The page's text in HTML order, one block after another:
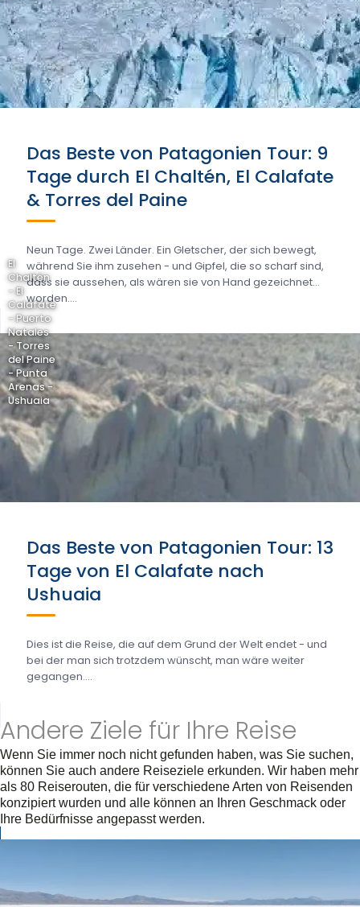
Das Beste von Patagonien Tour: 9
Tage durch El Chaltén, El Calafate
& Torres del Paine
Neun Tage. Zwei Länder. Ein Gletscher, der sich bewegt,
während Sie ihm zusehen - und Gipfel, die so scharf sind,
dass sie aussehen, als wären sie von Hand gezeichnet
worden....
El
Chaltén
- El
Calafate
- Puerto
Natales
- Torres
del Paine
- Punta
Arenas -
Ushuaia
Das Beste von Patagonien Tour: 13
Tage von El Calafate nach
Ushuaia
Dies ist die Reise, die auf dem Grund der Welt endet - und
bei der man sich trotzdem wünscht, man wäre weiter
gegangen....
Andere Ziele für Ihre Reise
Wenn Sie immer noch nicht gefunden haben, was Sie suchen,
können Sie auch andere Reiseziele erkunden. Wir haben mehr
als 80 Reiserouten, die für verschiedene Arten von Reisenden
konzipiert wurden und alle können an Ihren Geschmack oder
Ihre Bedürfnisse angepasst werden.